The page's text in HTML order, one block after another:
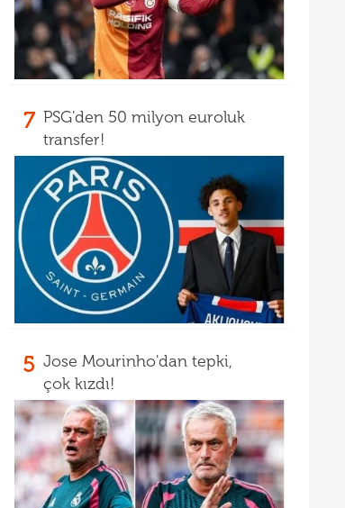
7 PSG'den 50 milyon euroluk
transfer!
5 Jose Mourinho'dan tepki,
çok kızdı!